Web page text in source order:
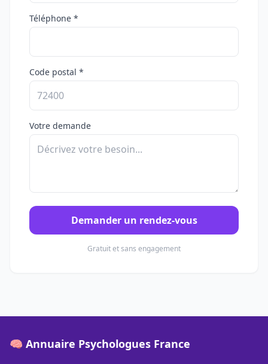
Téléphone *
Code postal *
Votre demande
Demander un rendez-vous
Gratuit et sans engagement
🧠 Annuaire Psychologues France